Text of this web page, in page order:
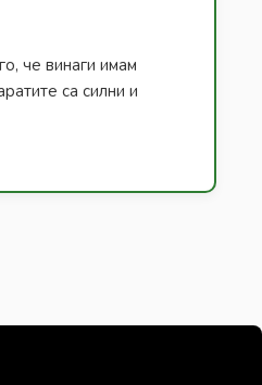
че винаги имам
са силни и